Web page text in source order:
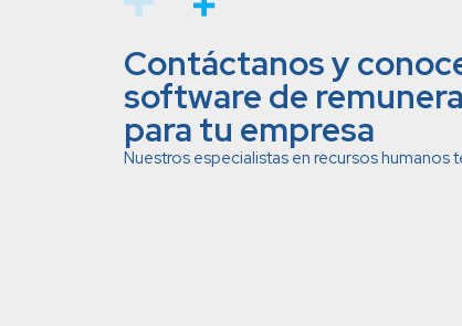
Contáctanos y
software de
para tu empresa
Nuestros especialistas en recursos humanos